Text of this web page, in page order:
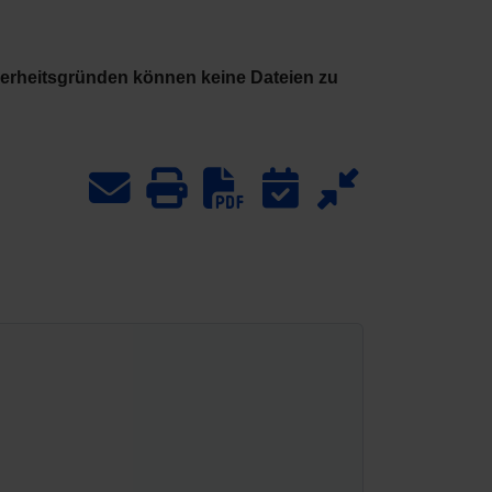
können keine Dateien zu
Download PDF